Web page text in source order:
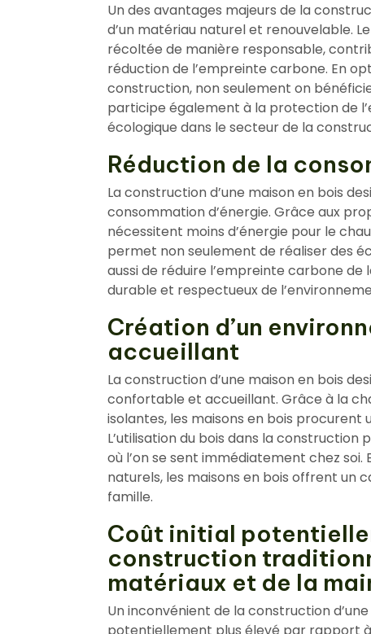
Un des avantages majeurs de la
d’un matériau naturel et renouvelable.
récoltée de manière responsable,
réduction de l’empreinte carbone. En
construction, non seulement on
participe également à la protection de
écologique dans le secteur de la
Réduction de la
La construction d’une maison en bois
consommation d’énergie. Grâce aux
nécessitent moins d’énergie pour le
permet non seulement de réaliser des
aussi de réduire l’empreinte carbone de
durable et respectueux de
Création d’un
accueillant
La construction d’une maison en bois
confortable et accueillant. Grâce à la
isolantes, les maisons en bois
L’utilisation du bois dans la
où l’on se sent immédiatement chez
naturels, les maisons en bois offrent un
famille.
Coût initial
construction
matériaux et de la
Un inconvénient de la construction